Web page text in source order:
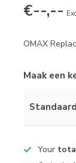
€--,--
OMAX
Maak een
Standaard
Your